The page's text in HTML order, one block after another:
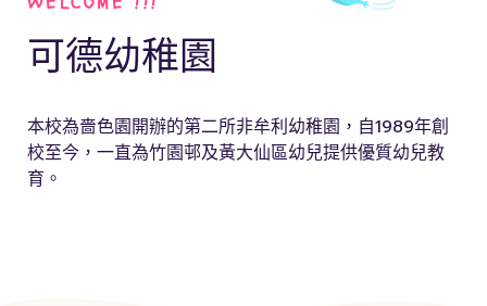
可德幼稚園
本校為嗇色園開辦的第二所非牟利幼稚園，自1989年創
校至今，一直為竹園邨及黃大仙區幼兒提供優質幼兒教
育。